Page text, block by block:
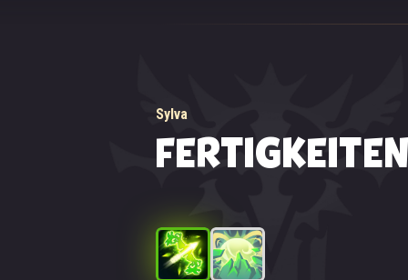
Sylva
FERTIGKEITEN